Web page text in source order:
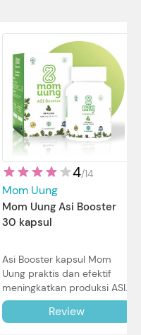
4/14
Mom Uung
Mom Uung Asi Booster
30 kapsul
Asi Booster kapsul Mom
Uung praktis dan efektif
meningkatkan produksi ASI
Bunda untuk Si Kecil. Simak
review lengkapnya di sini.
Review